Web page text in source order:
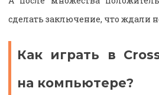
сделать заключение, что ждали
Как играть в
на компьютере?